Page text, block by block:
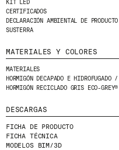
KIT LED
CERTIFICADOS
DECLARACIÓN AMBIENTAL DE
SUSTERRA
MATERIALES Y COLORES
MATERIALES
HORMIGÓN DECAPADO E HIDROFUGADO /
HORMIGÓN RECICLADO GRIS ECO-GREY®
DESCARGAS
FICHA DE PRODUCTO
FICHA TÉCNICA
MODELOS BIM/3D
ENTÉRATE DE NUESTRAS
SUSCRIBIÉNDOTE A
HE LEÍDO Y
ENVIAR